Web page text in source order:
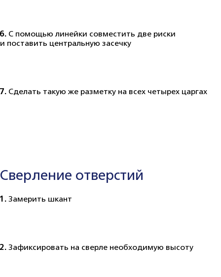
6.С помощью линейки совместить две риски
и поставить центральную засечку
7.Сделать такую же разметку на всех четырех царгах
Сверление отверстий
1.Замерить шкант
2.Зафиксировать на сверле необходимую высоту